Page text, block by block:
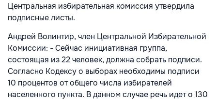
Центральная избирательная комиссия утвердила
подписные листы.
Андрей Волинтир, член Центральной Избирательной
Комиссии: - Сейчас инициативная группа,
состоящая из 22 человек, должна собрать подписи.
Согласно Кодексу о выборах необходимы подписи
10 процентов от общего числа избирателей
населенного пункта. В данном случае речь идет о 130